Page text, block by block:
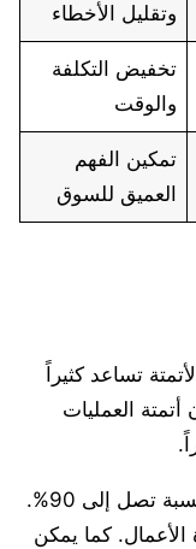
وتقليل الأخطاء
تخفيض التكلفة
والوقت
تمكين الفهم
العميق للسوق
تساعد كثيراً
العمليات
يمكن تقليل الأخطاء في نقل البيانات بنسبة تصل إلى 90%.
الأعمال. كما يمكن